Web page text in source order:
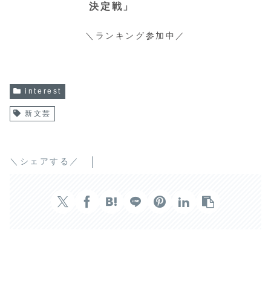
決定戦」
＼ランキング参加中／
interest
新文芸
＼シェアする／